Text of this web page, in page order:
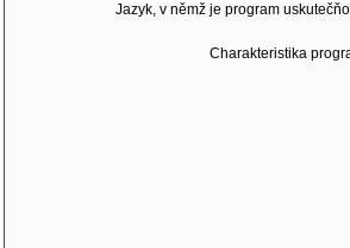
Jazyk, v němž je program
Charakteristika